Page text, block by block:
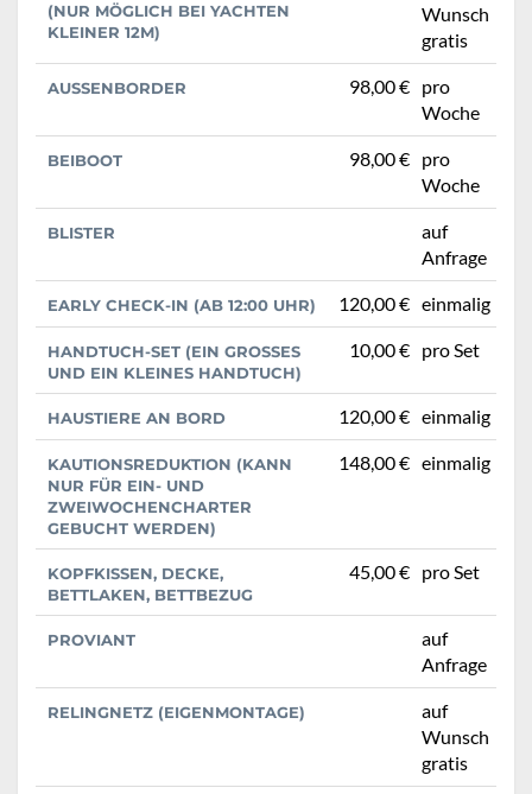
(NUR MÖGLICH BEI YACHTEN
KLEINER 12M)
Wunsch
gratis
AUSSENBORDER 98,00 € pro
Woche
BEIBOOT 98,00 € pro
Woche
BLISTER
auf
Anfrage
EARLY CHECK-IN (AB 12:00 UHR) 120,00 € einmalig
HANDTUCH-SET (EIN GROSSES U
ND EIN KLEINES HANDTUCH)
10,00 € pro Set
HAUSTIERE AN BORD 120,00 € einmalig
KAUTIONSREDUKTION (KANN
NUR FÜR EIN- UND
ZWEIWOCHENCHARTER
GEBUCHT WERDEN)
148,00 € einmalig
KOPFKISSEN, DECKE,
BETTLAKEN, BETTBEZUG
45,00 € pro Set
PROVIANT
auf
Anfrage
RELINGNETZ (EIGENMONTAGE)
auf
Wunsch
gratis